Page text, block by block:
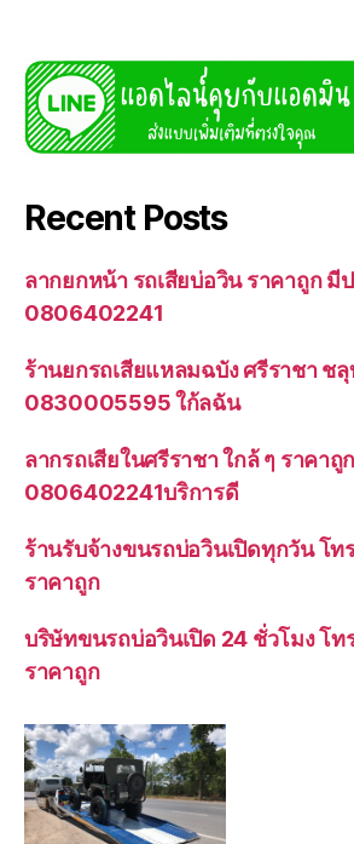
Recent Posts
ลากยกหน้า รถเสียบ่อวิน ราคาถูก มี
0806402241
ร้านยกรถเสียแหลมฉบัง ศรีราชา ชลุ
0830005595 ใก้ลฉัน
ลากรถเสียในศรีราชา ใกล้ ๆ ราคาถูก
0806402241บริการดี
ร้านรับจ้างขนรถบ่อวินเปิดทุกวัน โ
ราคาถูก
บริษัทขนรถบ่อวินเปิด 24 ชั่วโมง โ
ราคาถูก